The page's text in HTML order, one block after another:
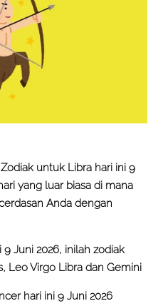
untuk Libra hari ini 9
yang luar biasa di mana
Anda dengan
Juni 2026, inilah zodiak
Leo Virgo Libra dan Gemini
hari ini 9 Juni 2026